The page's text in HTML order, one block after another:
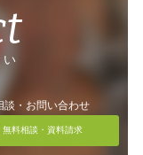
談・お問い合わせ
無料相談・資料請求